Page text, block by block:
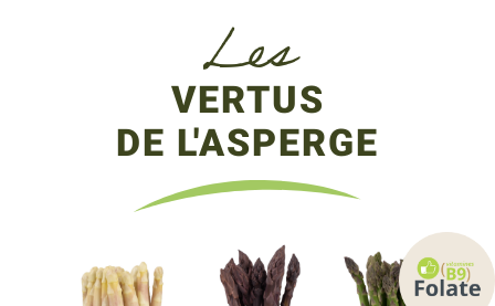
Les
VERTUS
DE L'ASPERGE